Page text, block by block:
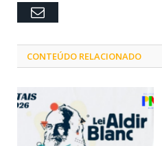
Email
CONTEÚDO RELACIONADO